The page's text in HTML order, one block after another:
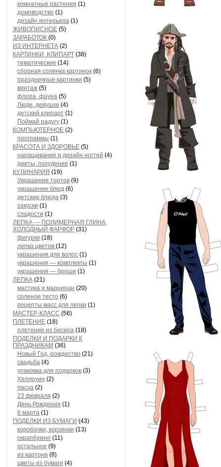
комнатные растения (1)
домоводство (1)
дизайн интерьера (1)
ЖИВОПИСНОЕ (5)
ЗАРАБОТОК (0)
ИЗ ИНТЕРНЕТА (2)
КАРТИНКИ, КЛИПАРТ (38)
тематические (14)
сборная солянка картинок (6)
праздничные картинки (5)
винтаж (5)
флора, фауна (5)
Люди, девушки (4)
детский клипарт (1)
Поймай радугу (1)
КОМПЬЮТЕРНОЕ (2)
программы (1)
КРАСОТА И ЗДОРОВЬЕ (5)
наращивание и дизайн ногтей (4)
диеты, похудение (1)
КУЛИНАРИЯ (19)
Украшение тортов (9)
украшение блюд (6)
детские блюда (3)
закуски (1)
сладости (1)
ЛЕПКА — ПОЛИМЕРНАЯ ГЛИНА,
ХОЛОДНЫЙ ФАРФОР (31)
фигурки (18)
лепка цветов (12)
украшения для волос (1)
украшения — комплекты (1)
украшения — броши (1)
ЛЕПКА (21)
мастика и марципан (20)
соленое тесто (6)
рецепты масс для лепки (1)
МАСТЕР-КЛАСС (56)
ПЛЕТЕНИЕ (18)
плетение из бисера (18)
ПОДЕЛКИ И ПОДАРКИ К
ПРАЗДНИКАМ (36)
Новый Год, рождество (21)
свадьба (4)
упаковка для подарков (3)
Хеллоуин (2)
пасха (2)
23 февраля (2)
День Рождения (1)
8 марта (1)
ПОДЕЛКИ ИЗ БУМАГИ (43)
коробочки, корзинки (13)
скрапбукинг (11)
остальное (9)
из картона (8)
цветы из бумаги (4)